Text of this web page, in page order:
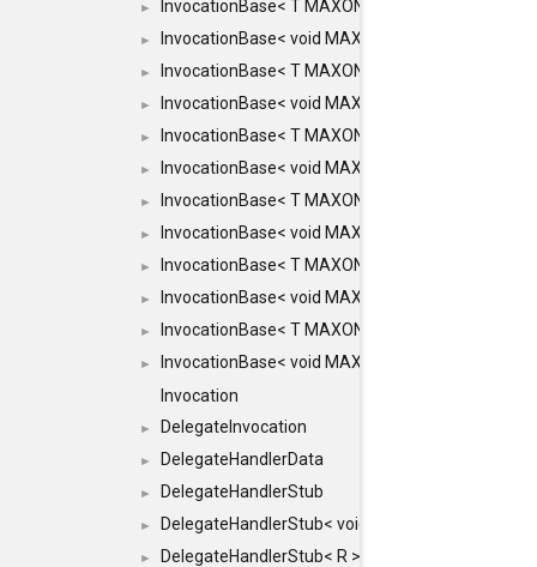
► InvocationBase< T
► InvocationBase< void
► InvocationBase< T
► InvocationBase< void
► InvocationBase< T
► InvocationBase< void
► InvocationBase< T
► InvocationBase< void
► InvocationBase< T
► InvocationBase< void
► InvocationBase< T
►
InvocationBase< void
Invocation
► DelegateInvocation
► DelegateHandlerData
► DelegateHandlerStub
► DelegateHandlerStub< void, ARGS... >
► DelegateHandlerStub< R >